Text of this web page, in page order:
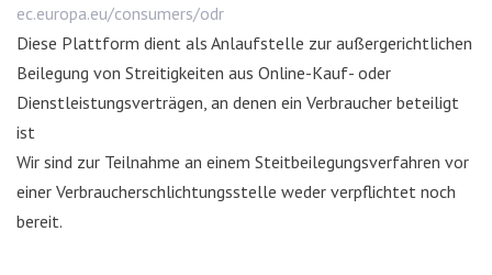
ec.europa.eu/consumers/odr
Diese Plattform dient als Anlaufstelle zur außergerichtlichen
Beilegung von Streitigkeiten aus Online-Kauf- oder
Dienstleistungsverträgen, an denen ein Verbraucher beteiligt
ist
Wir sind zur Teilnahme an einem Steitbeilegungsverfahren vor
einer Verbraucherschlichtungsstelle weder verpflichtet noch
bereit.